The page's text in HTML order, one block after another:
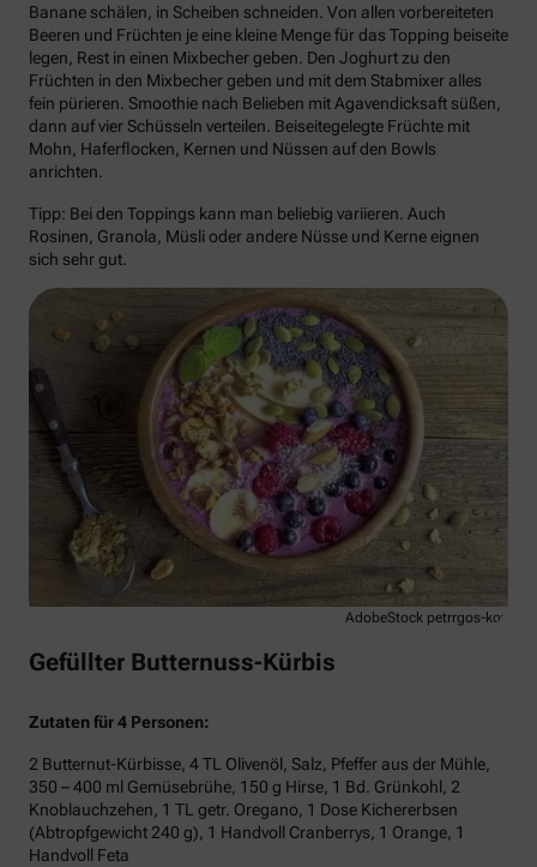
Banane schälen, in Scheiben schneiden. Von allen vorbereiteten
Beeren und Früchten je eine kleine Menge für das Topping beiseite
legen, Rest in einen Mixbecher geben. Den Joghurt zu den
Früchten in den Mixbecher geben und mit dem Stabmixer alles
fein pürieren. Smoothie nach Belieben mit Agavendicksaft süßen,
dann auf vier Schüsseln verteilen. Beiseitegelegte Früchte mit
Mohn, Haferflocken, Kernen und Nüssen auf den Bowls
anrichten.
Tipp: Bei den Toppings kann man beliebig variieren. Auch
Rosinen, Granola, Müsli oder andere Nüsse und Kerne eignen
sich sehr gut.
AdobeStock petrrgos-kov
Gefüllter Butternuss-Kürbis
Zutaten für 4 Personen:
2 Butternut-Kürbisse, 4 TL Olivenöl, Salz, Pfeffer aus der Mühle,
350 – 400 ml Gemüsebrühe, 150 g Hirse, 1 Bd. Grünkohl, 2
Knoblauchzehen, 1 TL getr. Oregano, 1 Dose Kichererbsen
(Abtropfgewicht 240 g), 1 Handvoll Cranberrys, 1 Orange, 1
Handvoll Feta